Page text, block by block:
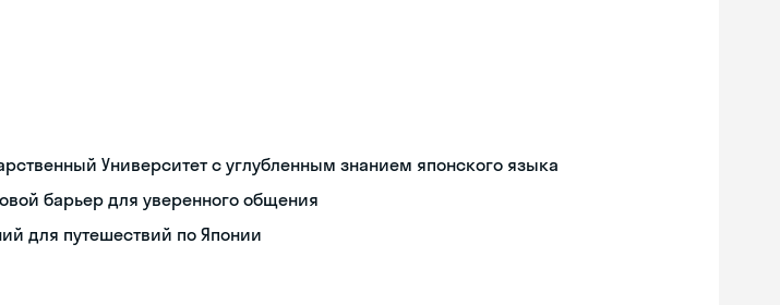
Университет с углубленным знанием японского языка
барьер для уверенного общения
для путешествий по Японии